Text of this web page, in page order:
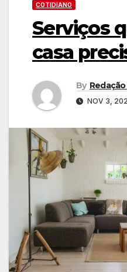
COTIDIANO
Serviços
casa
By
NOV 3,